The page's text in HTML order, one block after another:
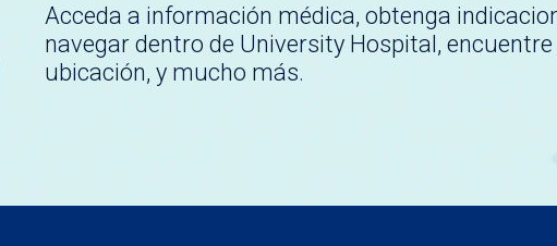
Acceda a información médica, obtenga
navegar dentro de University Hospital,
ubicación, y mucho más.